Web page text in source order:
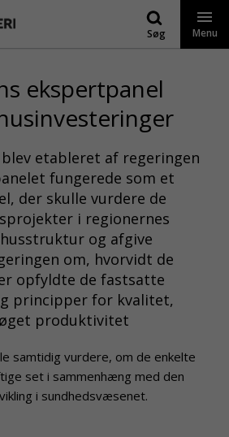
Søg Menu
ekspertpanel
etableret af regeringen
fungerede som et
der skulle vurdere de
i regionernes
og afgive
om, hvorvidt de
opfyldte de fastsatte
principper for kvalitet,
produktivitet
samtidig vurdere, om de enkelte
set i sammenhæng med den
i sundhedsvæsenet.